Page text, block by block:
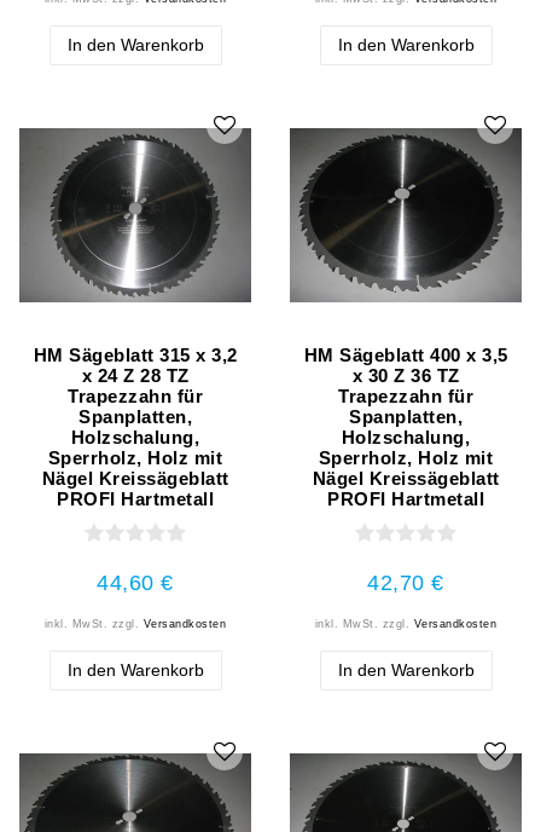
In den Warenkorb In den Warenkorb
HM Sägeblatt 315 x 3,2
x 24 Z 28 TZ
Trapezzahn für
Spanplatten,
Holzschalung,
Sperrholz, Holz mit
Nägel Kreissägeblatt
PROFI Hartmetall
44,60 €
inkl. MwSt. zzgl. Versandkosten
In den Warenkorb
HM Sägeblatt 400 x 3,5
x 30 Z 36 TZ
Trapezzahn für
Spanplatten,
Holzschalung,
Sperrholz, Holz mit
Nägel Kreissägeblatt
PROFI Hartmetall
42,70 €
inkl. MwSt. zzgl. Versandkosten
In den Warenkorb